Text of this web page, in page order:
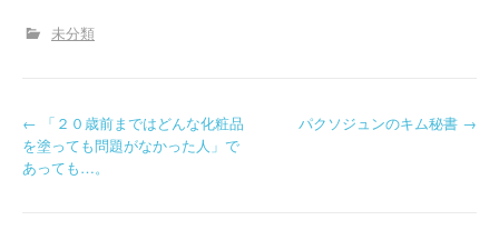
未分類
P
o
← 「２０歳前まではどんな化粧品
を塗っても問題がなかった人」で
あっても…。
パクソジュンのキム秘書 →